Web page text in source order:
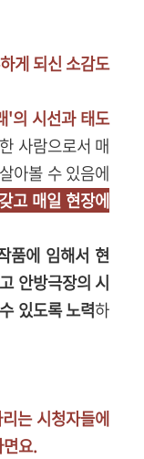
게 되신 소감도
'의 시선과 태도
사람으로서 매
아볼 수 있음에
고 매일 현장에
품에 임해서 현
안방극장의 시
있도록 노력하
는 시청자들에
요.